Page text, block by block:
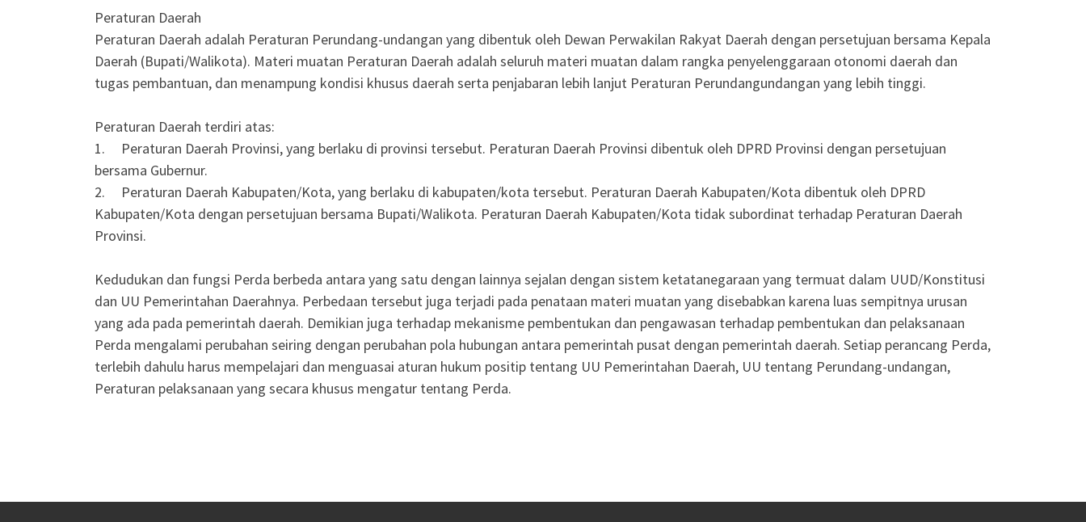
Peraturan Daerah
Peraturan Daerah adalah Peraturan Perundang-undangan yang dibentuk oleh Dewan Perwakilan Rakyat Daerah dengan persetujuan bersama Kepala
Daerah (Bupati/Walikota). Materi muatan Peraturan Daerah adalah seluruh materi muatan dalam rangka penyelenggaraan otonomi daerah dan
tugas pembantuan, dan menampung kondisi khusus daerah serta penjabaran lebih lanjut Peraturan Perundangundangan yang lebih tinggi.
Peraturan Daerah terdiri atas:
1. Peraturan Daerah Provinsi, yang berlaku di provinsi tersebut. Peraturan Daerah Provinsi dibentuk oleh DPRD Provinsi dengan persetujuan
bersama Gubernur.
2. Peraturan Daerah Kabupaten/Kota, yang berlaku di kabupaten/kota tersebut. Peraturan Daerah Kabupaten/Kota dibentuk oleh DPRD
Kabupaten/Kota dengan persetujuan bersama Bupati/Walikota. Peraturan Daerah Kabupaten/Kota tidak subordinat terhadap Peraturan Daerah
Provinsi.
Kedudukan dan fungsi Perda berbeda antara yang satu dengan lainnya sejalan dengan sistem ketatanegaraan yang termuat dalam UUD/Konstitusi
dan UU Pemerintahan Daerahnya. Perbedaan tersebut juga terjadi pada penataan materi muatan yang disebabkan karena luas sempitnya urusan
yang ada pada pemerintah daerah. Demikian juga terhadap mekanisme pembentukan dan pengawasan terhadap pembentukan dan pelaksanaan
Perda mengalami perubahan seiring dengan perubahan pola hubungan antara pemerintah pusat dengan pemerintah daerah. Setiap perancang Perda,
terlebih dahulu harus mempelajari dan menguasai aturan hukum positip tentang UU Pemerintahan Daerah, UU tentang Perundang-undangan,
Peraturan pelaksanaan yang secara khusus mengatur tentang Perda.